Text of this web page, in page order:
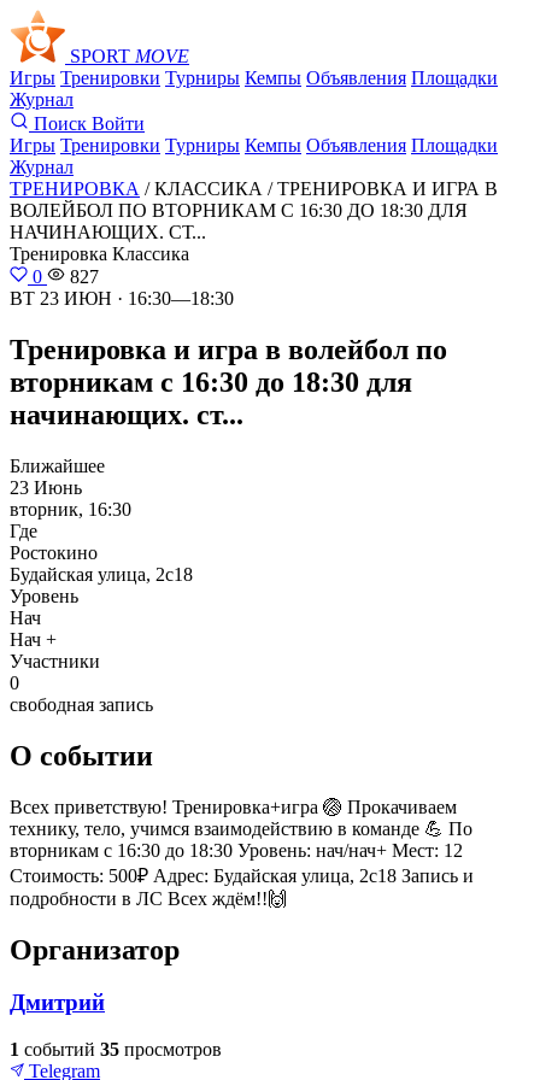
SPORT MOVE
Игры Тренировки Турниры Кемпы Объявления Площадки
Журнал
Поиск Войти
Игры Тренировки Турниры Кемпы Объявления Площадки
Журнал
ТРЕНИРОВКА / КЛАССИКА /ТРЕНИРОВКА И ИГРА В
ВОЛЕЙБОЛ ПО ВТОРНИКАМ С 16:30 ДО 18:30 ДЛЯ
НАЧИНАЮЩИХ. СТ...
Тренировка Классика
0
827
ВТ 23 ИЮН · 16:30—18:30
Тренировка и игра в волейбол по
вторникам с 16:30 до 18:30 для
начинающих. ст...
Ближайшее
23 Июнь
вторник, 16:30
Где
Ростокино
Будайская улица, 2с18
Уровень
Нач
Нач +
Участники
0
свободная запись
О событии
Всех приветствую! Тренировка+игра 🏐 Прокачиваем
технику, тело, учимся взаимодействию в команде 💪 По
вторникам с 16:30 до 18:30 Уровень: нач/нач+ Мест: 12
Стоимость: 500₽ Адрес: Будайская улица, 2с18 Запись и
подробности в ЛС Всех ждём!!🙌
Организатор
Дмитрий
1 событий 35 просмотров
Telegram